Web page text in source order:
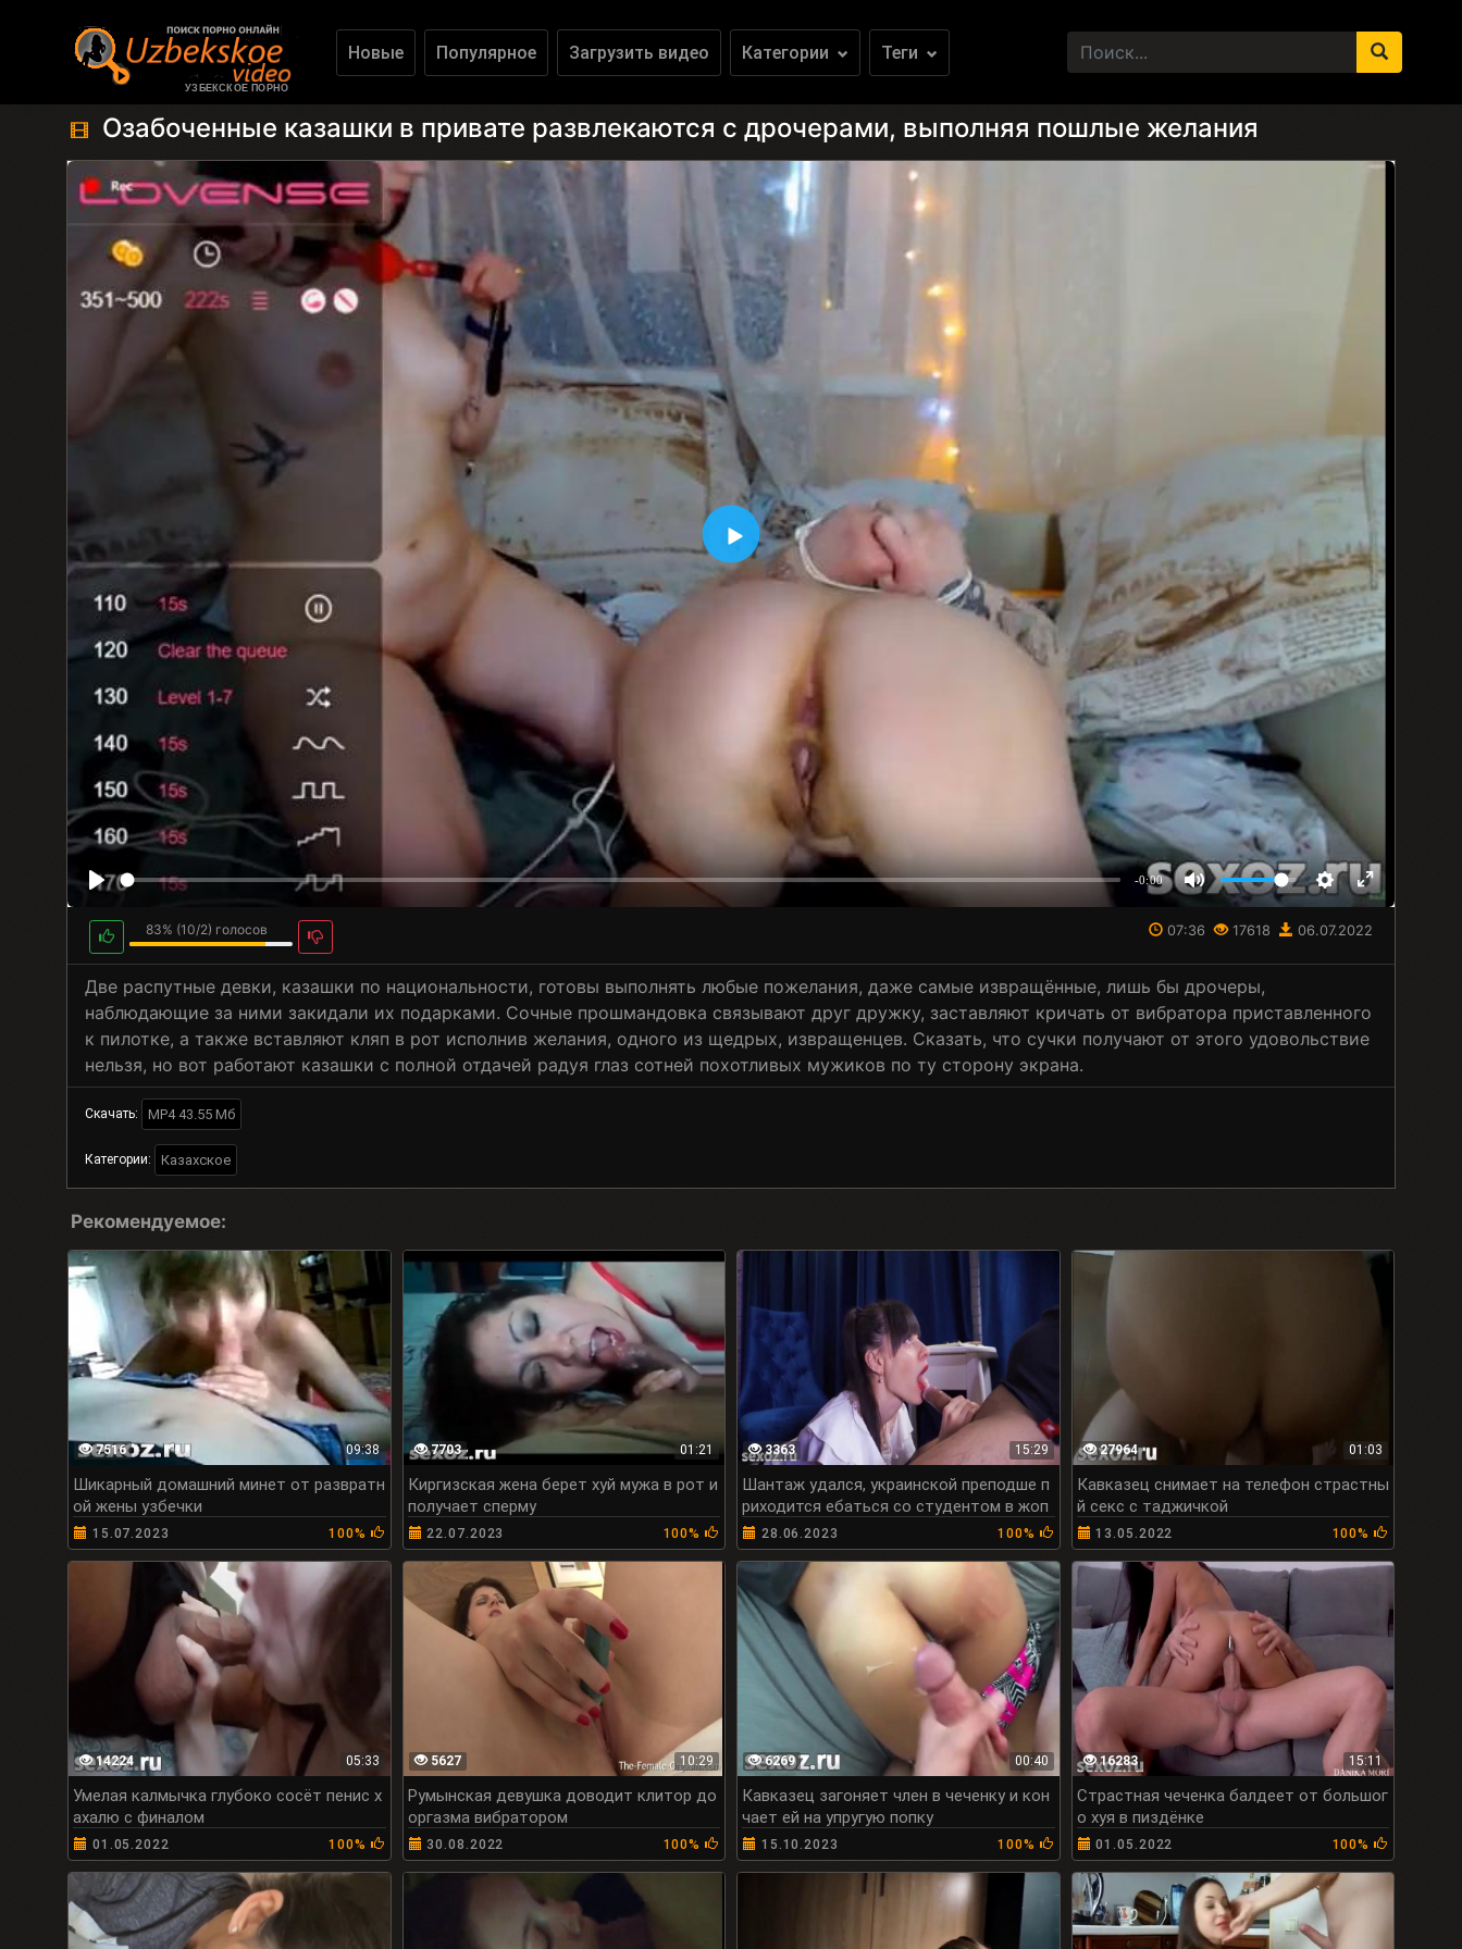
УЗБЕКСКОЕ ПОРНО
Новые Популярное Загрузить видео Категории Теги
Озабоченные казашки в привате развлекаются с дрочерами, выполняя пошлые желания
-0:00
83% (10/2) голосов 07:36 17618 06.07.2022
Две распутные девки, казашки по национальности, готовы выполнять любые пожелания, даже самые извращённые, лишь бы дрочеры,
наблюдающие за ними закидали их подарками. Сочные прошмандовка связывают друг дружку, заставляют кричать от вибратора приставленного
к пилотке, а также вставляют кляп в рот исполнив желания, одного из щедрых, извращенцев. Сказать, что сучки получают от этого удовольствие
нельзя, но вот работают казашки с полной отдачей радуя глаз сотней похотливых мужиков по ту сторону экрана.
Скачать: MP4 43.55 Мб
Категории: Казахское
Рекомендуемое:
7516 09:38
Шикарный домашний минет от развратн
ой жены узбечки
15.07.2023 100%
7703 01:21
Киргизская жена берет хуй мужа в рот и
получает сперму
22.07.2023 100%
3363 15:29
Шантаж удался, украинской преподше п
риходится ебаться со студентом в жоп
у
28.06.2023 100%
27964 01:03
Кавказец снимает на телефон страстны
й секс с таджичкой
13.05.2022 100%
14224 05:33
Умелая калмычка глубоко сосёт пенис х
ахалю с финалом
01.05.2022 100%
5627 10:29
Румынская девушка доводит клитор до
оргазма вибратором
30.08.2022 100%
6269 00:40
Кавказец загоняет член в чеченку и кон
чает ей на упругую попку
15.10.2023 100%
16283 15:11
Страстная чеченка балдеет от большог
о хуя в пиздёнке
01.05.2022 100%